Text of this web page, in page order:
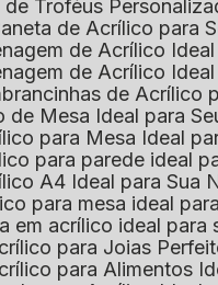
de Troféus
de Acrílico para
de Acrílico
de Acrílico
de Acrílico
de Mesa Ideal para
para Mesa Ideal
para parede ideal
A4 Ideal para Sua
para mesa ideal
em acrílico ideal para
para Joias
para Alimentos